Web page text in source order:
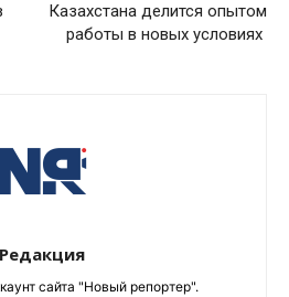
Казахстана делится опытом
работы в новых условиях
Редакция
сайта "Новый репортер".